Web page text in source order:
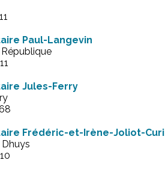
Paul-Langevin
Jules-Ferry
Frédéric-et-Irène-Joliot-